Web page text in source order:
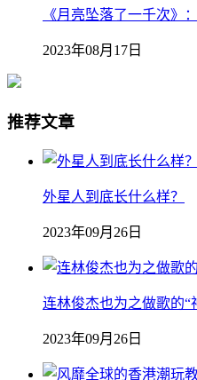
《月亮坠落了一千次》
2023年08月17日
推荐文章
外星人到底长什么样？
2023年09月26日
连林俊杰也为之做歌的
2023年09月26日